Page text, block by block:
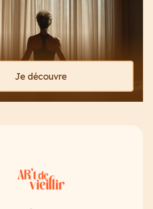
Je découvre